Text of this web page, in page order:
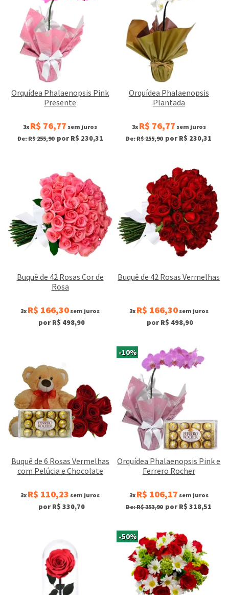
Orquídea Phalaenopsis Pink
Presente
3x R$ 76,77 sem juros
De: R$ 255,90 por R$ 230,31
Orquídea Phalaenopsis
Plantada
3x R$ 76,77 sem juros
De: R$ 255,90 por R$ 230,31
Buquê de 42 Rosas Cor de
Rosa
3x R$ 166,30 sem juros
por R$ 498,90
Buquê de 42 Rosas Vermelhas
3x R$ 166,30sem juros
por R$ 498,90
Buquê de 6 Rosas Vermelhas
com Pelúcia e Chocolate
3x R$ 110,23 sem juros
por R$ 330,70
-10%
Orquídea Phalaenopsis Pink e
Ferrero Rocher
3x R$ 106,17 sem juros
De: R$ 353,90 por R$ 318,51
-50%